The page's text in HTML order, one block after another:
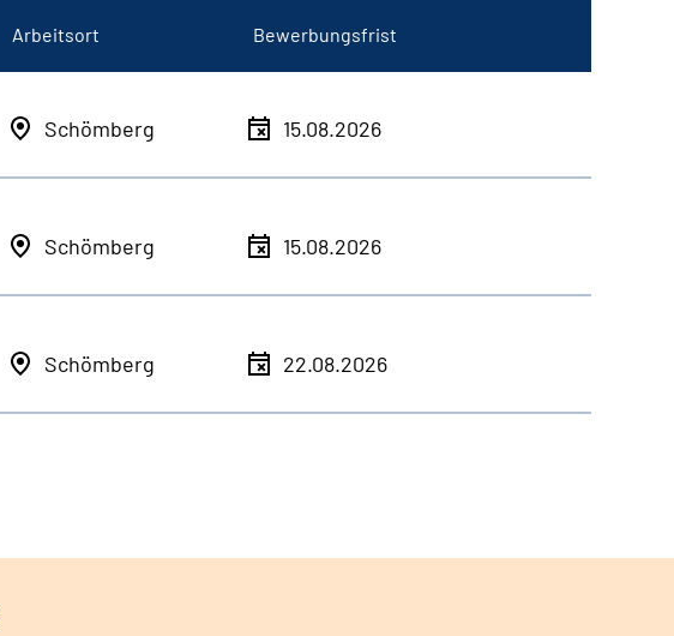
Arbeitsort Bewerbungsfrist
Schömberg 15.08.2026
Schömberg 15.08.2026
Schömberg 22.08.2026